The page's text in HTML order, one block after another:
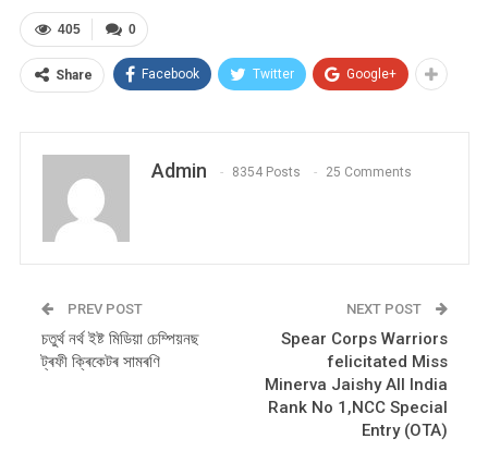
0
405
Share Facebook Twitter Google+
Admin 8354 Posts 25 Comments
PREV POST
চতুৰ্থ নৰ্থ ইষ্ট মিডিয়া চেম্পিয়নছ
ট্ৰফী ক্ৰিকেটৰ সামৰণি
NEXT POST
Spear Corps Warriors
felicitated Miss
Minerva Jaishy All India
Rank No 1,NCC Special
Entry (OTA)